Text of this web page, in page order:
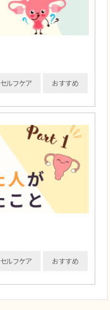
おすすめ
セルフケア
おすすめ
セルフケア